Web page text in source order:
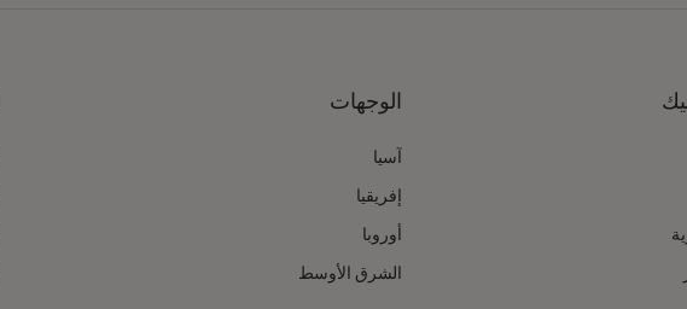
الوجهات
آسيا
إفريقيا
أوروبا
الشرق الأوسط